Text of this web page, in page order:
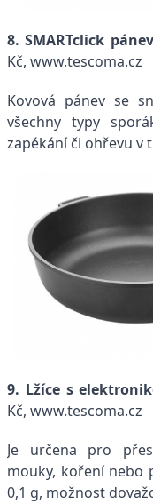
8. SMARTclick pánev
Kč, www.tescoma.cz
Kovová pánev se
všechny typy
zapékání či ohřevu v
9. Lžíce s
Kč, www.tescoma.cz
Je určena pro
mouky, koření nebo
0,1 g, možnost